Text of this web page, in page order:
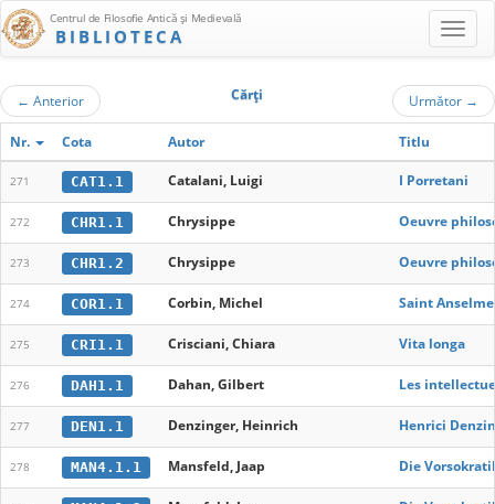
Centrul de Filosofie Antică şi Medievală
BIBLIOTECA
← Anterior Cărţi Următor →
Nr. Cota Autor Titlu
271 CAT1.1 Catalani, Luigi I Porretani
272 CHR1.1 Chrysippe Oeuvre
273 CHR1.2 Chrysippe Oeuvre
274 COR1.1 Corbin, Michel Saint Anselme
275 CRI1.1 Crisciani, Chiara Vita longa
276 DAH1.1 Dahan, Gilbert Les
277 DEN1.1 Denzinger, Heinrich Henrici
278 MAN4.1.1 Mansfeld, Jaap Die